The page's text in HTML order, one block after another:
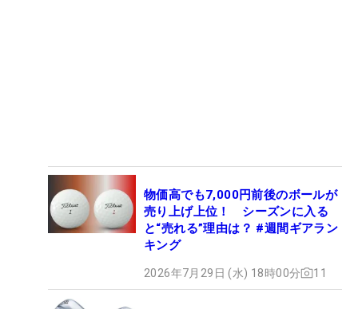
物価高でも7,000円前後のボールが
売り上げ上位！ シーズンに入る
と“売れる”理由は？ #週間ギアラン
キング
2026年7月29日 (水) 18時00分 11